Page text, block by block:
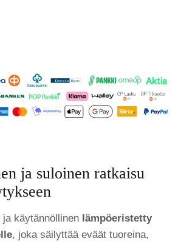
ja suloinen ratkaisu
käytännöllinen lämpöeristetty
, joka säilyttää eväät tuoreina,